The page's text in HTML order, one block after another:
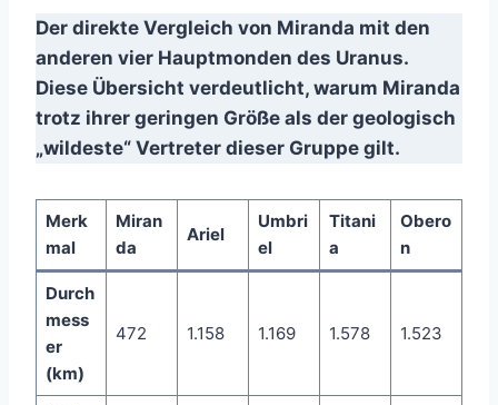
Der direkte Vergleich von Miranda mit den
anderen vier Hauptmonden des Uranus.
Diese Übersicht verdeutlicht, warum Miranda
trotz ihrer geringen Größe als der geologisch
„wildeste“ Vertreter dieser Gruppe gilt.
Merk
mal
Miran
da
Ariel
Umbri
el
Titani
a
Obero
n
Durch
mess
er
(km)
472 1.158 1.169 1.578 1.523